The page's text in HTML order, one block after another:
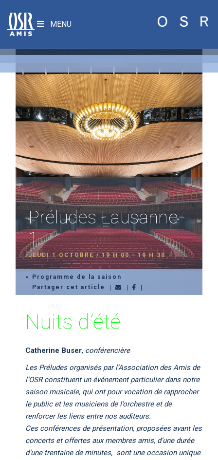
MENU
Préludes Lausanne
1
JEUDI 1 OCTOBRE / 19 H 00-19 H 30
« Programme de la saison
Partager cet article
Nuits d’été
Catherine Buser, conférencière
Les Préludes organisés par l’Association des Amis de
l’OSR constituent un événement particulier dans notre
saison musicale, qui ont pour vocation de rapprocher
le public et les musiciens de l’orchestre et de
renforcer les liens entre nos auditeurs.
Ces conférences de présentation, proposées avant les
concerts et offertes aux membres amis, d’une durée
d’une trentaine de minutes, sont une occasion unique